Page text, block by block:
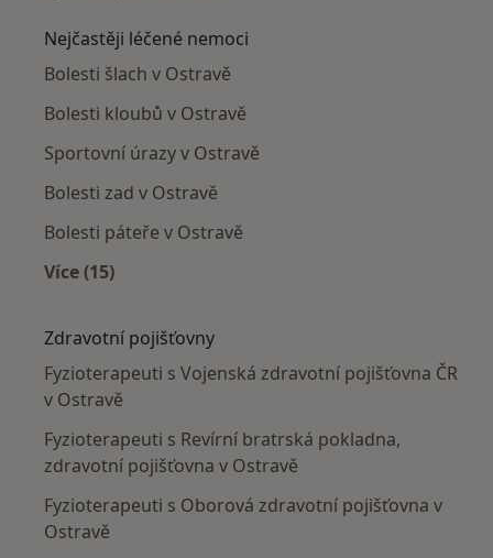
Nejčastěji léčené nemoci
Bolesti šlach v Ostravě
Bolesti kloubů v Ostravě
Sportovní úrazy v Ostravě
Bolesti zad v Ostravě
Bolesti páteře v Ostravě
Více (15)
Zdravotní pojišťovny
Fyzioterapeuti s Vojenská zdravotní pojišťovna ČR
v Ostravě
Fyzioterapeuti s Revírní bratrská pokladna,
zdravotní pojišťovna v Ostravě
Fyzioterapeuti s Oborová zdravotní pojišťovna v
Ostravě